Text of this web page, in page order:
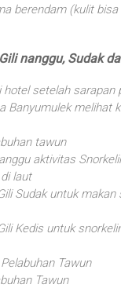
berendam (kulit
nanggu, Sudak
hotel setelah sarapan
Banyumulek melihat
tawun
aktivitas
laut
Sudak untuk
Kedis untuk
Tawun
Tawun